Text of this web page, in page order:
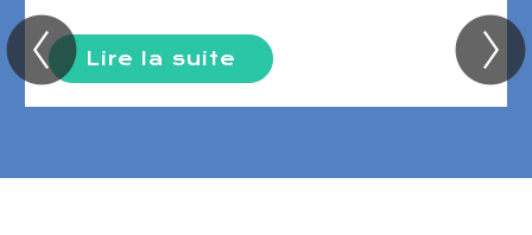
Lire la suite